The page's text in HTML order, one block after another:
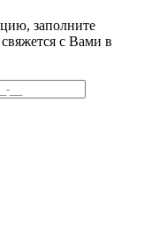
заполните
с Вами в